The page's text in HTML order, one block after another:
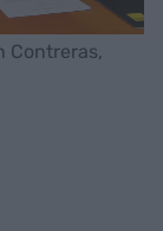
Contreras,